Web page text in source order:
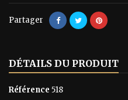
Partager
DÉTAILS DU PRODUIT
Référence 518